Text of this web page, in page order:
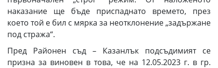
наказание ще бъде приспаднато времето, през
което той е бил с мярка за неотклонение „задържане
под стража“.
Пред Районен съд – Казанлък подсъдимият се
призна за виновен в това, че на 12.05.2023 г. в гр.